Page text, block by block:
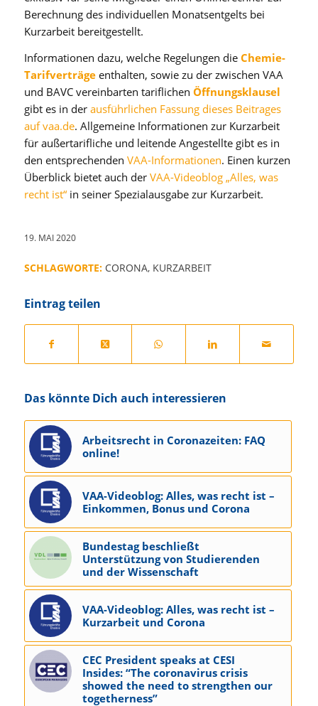
Berechnung des individuellen Monatsentgelts bei
Kurzarbeit bereitgestellt.
Informationen dazu, welche Regelungen die Chemie-
Tarifverträgeenthalten, sowie zu der zwischen VAA
und BAVC vereinbarten tariflichen Öffnungsklausel
gibt es in der ausführlichen Fassung dieses Beitrages
auf vaa.de. Allgemeine Informationen zur Kurzarbeit
für außertarifliche und leitende Angestellte gibt es in
den entsprechenden VAA-Informationen. Einen kurzen
Überblick bietet auch der VAA-Videoblog „Alles, was
recht ist“in seiner Spezialausgabe zur Kurzarbeit.
19. MAI 2020
SCHLAGWORTE: CORONA, KURZARBEIT
Eintrag teilen
Das könnte Dich auch interessieren
Arbeitsrecht in Coronazeiten: FAQ
online!
VAA-Videoblog: Alles, was recht ist –
Einkommen, Bonus und Corona
Bundestag beschließt
Unterstützung von Studierenden
und der Wissenschaft
VAA-Videoblog: Alles, was recht ist –
Kurzarbeit und Corona
CEC President speaks at CESI
Insides: “The coronavirus crisis
showed the need to strengthen our
togetherness”